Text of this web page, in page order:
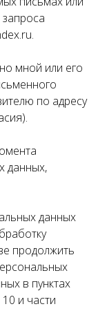
мной или его
по адресу
данных,
данных
продолжить
в пунктах
и части